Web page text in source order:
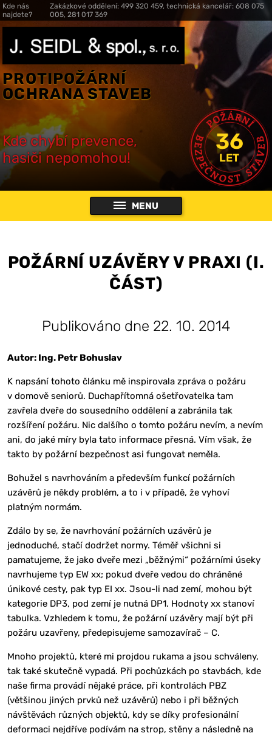
Kde nás
najdete?
Zakázkové oddělení: 499 320 459, technická kancelář: 608 075
005, 281 017 369
PROTIPOŽÁRNÍ
OCHRANA STAVEB
Kde chybí prevence,
hasiči nepomohou!
36
LET
MENU
POŽÁRNÍ UZÁVĚRY V PRAXI (I.
ČÁST)
Publikováno dne 22. 10. 2014
Autor: Ing. Petr Bohuslav
K napsání tohoto článku mě inspirovala zpráva o požáru
v domově seniorů. Duchapřítomná ošetřovatelka tam
zavřela dveře do sousedního oddělení a zabránila tak
rozšíření požáru. Nic dalšího o tomto požáru nevím, a nevím
ani, do jaké míry byla tato informace přesná. Vím však, že
takto by požární bezpečnost asi fungovat neměla.
Bohužel s navrhováním a především funkcí požárních
uzávěrů je někdy problém, a to i v případě, že vyhoví
platným normám.
Zdálo by se, že navrhování požárních uzávěrů je
jednoduché, stačí dodržet normy. Téměř všichni si
pamatujeme, že jako dveře mezi „běžnými“ požárními úseky
navrhujeme typ EW xx; pokud dveře vedou do chráněné
únikové cesty, pak typ EI xx. Jsou-li nad zemí, mohou být
kategorie DP3, pod zemí je nutná DP1. Hodnoty xx stanoví
tabulka. Vzhledem k tomu, že požární uzávěry mají být při
požáru uzavřeny, předepisujeme samozavírač – C.
Mnoho projektů, které mi projdou rukama a jsou schváleny,
tak také skutečně vypadá. Při pochůzkách po stavbách, kde
naše firma provádí nějaké práce, při kontrolách PBZ
(většinou jiných prvků než uzávěrů) nebo i při běžných
návštěvách různých objektů, kdy se díky profesionální
deformaci nejdříve podívám na strop, stěny a následně na